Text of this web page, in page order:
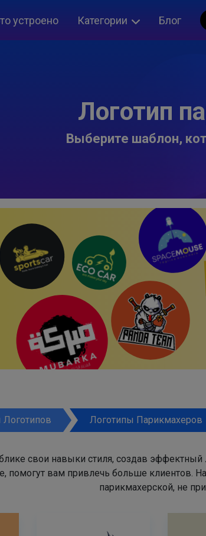
устроено Категории Блог
Логотип
Выберите шаблон,
Логотипы Парикмахеров
свои навыки стиля, создав
помогут вам привлечь больше клиентов.
парикмахерской, не